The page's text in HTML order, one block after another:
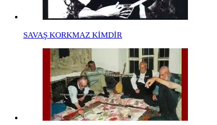
SAVAŞ KORKMAZ KİMDİR